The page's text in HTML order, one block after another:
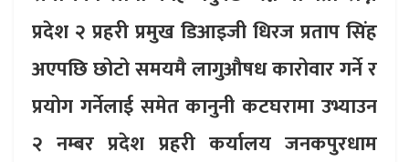
प्रदेश २ प्रहरी प्रमुख डिआइजी धिरज प्रताप सिंह
अएपछि छोटो समयमै लागुऔषध कारोवार गर्ने र
प्रयोग गर्नेलाई समेत कानुनी कटघरामा उभ्याउन
२ नम्बर प्रदेश प्रहरी कर्यालय जनकपुरधाम